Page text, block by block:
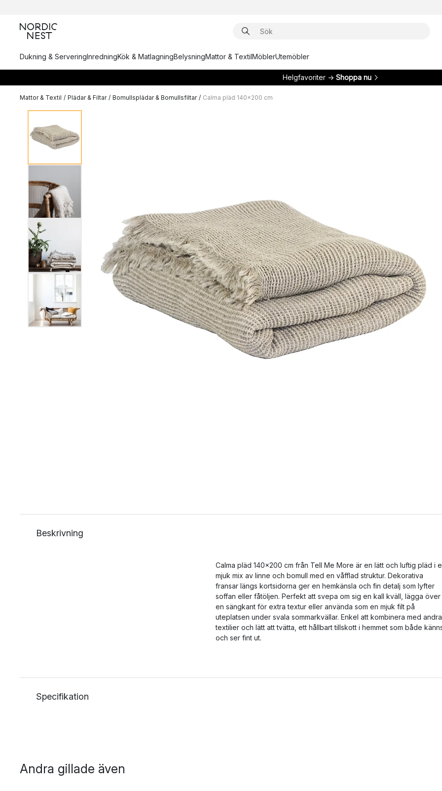
Dukning & ServeringInredningKök & MatlagningBelysningMattor & TextilMöblerUtemöbler
Helgfavoriter → Shoppa nu
Mattor & Textil / Plädar & Filtar / Bomullsplädar & Bomullsfiltar / Calma pläd 140x200 cm
Beskrivning
Calma pläd 140x200 cm från Tell Me More är en lätt och luftig pläd i
mjuk mix av linne och bomull med en våfflad struktur. Dekorativa
fransar längs kortsidorna ger en hemkänsla och fin detalj som lyfter
soffan eller fåtöljen. Perfekt att svepa om sig en kall kväll, lägga över
en sängkant för extra textur eller använda som en mjuk filt på
uteplatsen under svala sommarkvällar. Enkel att kombinera med andra
textilier och lätt att tvätta, ett hållbart tillskott i hemmet som både
och ser fint ut.
Specifikation
Andra gillade även